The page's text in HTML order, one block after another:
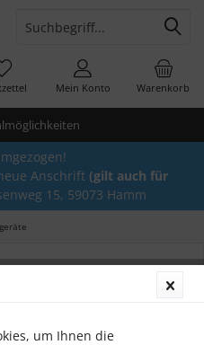
Warenkorb
Mein Konto
Anschrift (gilt auch für
15, 59073 Hamm
um Ihnen die